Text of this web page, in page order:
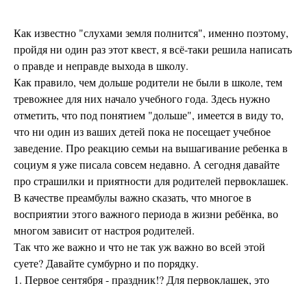
Как известно "слухами земля полнится", именно поэтому,
пройдя ни один раз этот квест, я всё-таки решила написать
о правде и неправде выхода в школу.
Как правило, чем дольше родители не были в школе, тем
тревожнее для них начало учебного года. Здесь нужно
отметить, что под понятием "дольше", имеется в виду то,
что ни один из ваших детей пока не посещает учебное
заведение. Про реакцию семьи на вышагивание ребенка в
социум я уже писала совсем недавно. А сегодня давайте
про страшилки и приятности для родителей первоклашек.
В качестве преамбулы важно сказать, что многое в
восприятии этого важного периода в жизни ребёнка, во
многом зависит от настроя родителей.
Так что же важно и что не так уж важно во всей этой
суете? Давайте сумбурно и по порядку.
1. Первое сентября - праздник!? Для первоклашек, это